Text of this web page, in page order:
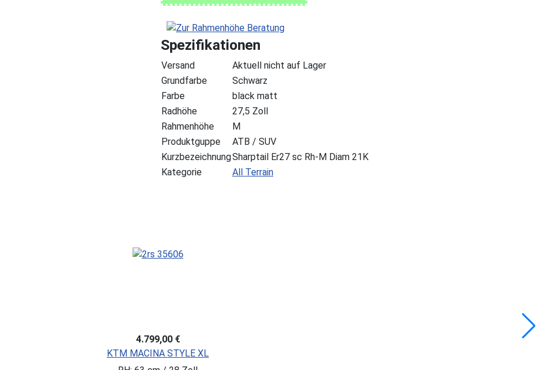
Spezifikationen
Versand
Aktuell nicht auf Lager
Grundfarbe
Schwarz
Farbe
black matt
Radhöhe
27,5 Zoll
Rahmenhöhe
M
Produktguppe
ATB / SUV
KurzbezeichnungSharptail Er27 sc Rh-M Diam 21K
Kategorie
All Terrain
4.799,00 €
KTM MACINA STYLE XL